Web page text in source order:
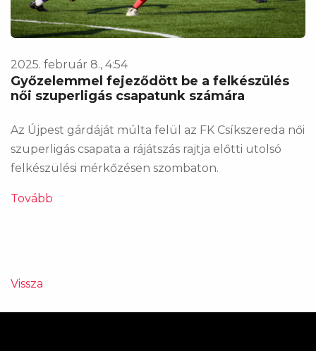
2025. február 8., 4:54
Győzelemmel fejeződött be a felkészülés
női szuperligás csapatunk számára
Az Újpest gárdáját múlta felül az FK Csíkszereda női
szuperligás csapata a rájátszás rajtja előtti utolsó
felkészülési mérkőzésen szombaton.
Tovább
Vissza